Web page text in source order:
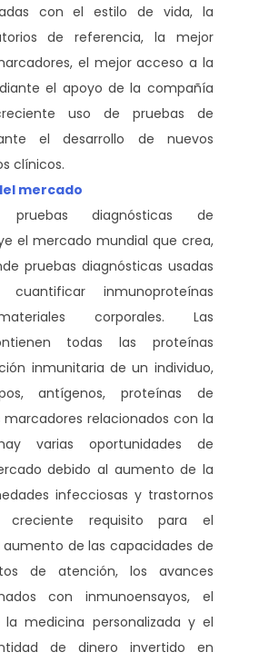
con el estilo de vida, la
de referencia, la mejor
el mejor acceso a la
el apoyo de la compañía
uso de pruebas de
el desarrollo de nuevos
clínicos.
mercado
diagnósticas de
el mercado mundial que crea,
pruebas diagnósticas usadas
inmunoproteínas
corporales. Las
todas las proteínas
inmunitaria de un individuo,
antígenos, proteínas de
relacionados con la
varias oportunidades de
debido al aumento de la
infecciosas y trastornos
creciente requisito para el
de las capacidades de
de atención, los avances
con inmunoensayos, el
medicina personalizada y el
de dinero invertido en